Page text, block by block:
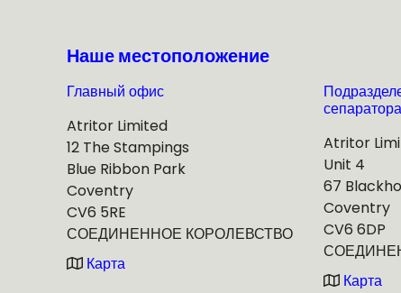
Наше местоположение
Главный офис
Atritor Limited
12 The Stampings
Blue Ribbon Park
Coventry
CV6 5RE
СОЕДИНЕННОЕ КОРОЛЕВСТВО
Карта
Atritor
Unit 4
67
Coventry
CV6 6DP
Карта